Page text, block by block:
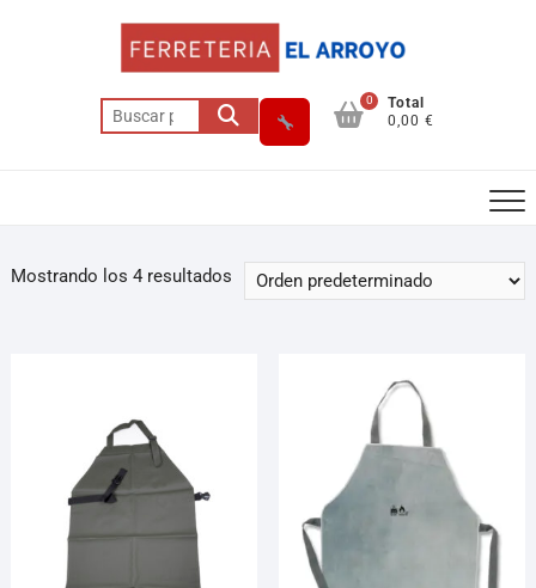
0
Total
0,00 €
Mostrando los 4 resultados
Cómo llegar
¡Hola! Soy el asesor virtual de Ferretería El Arroyo.